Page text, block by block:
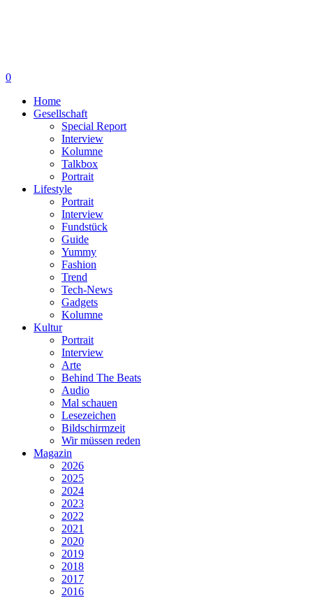
0
Home
Gesellschaft
Special Report
Interview
Kolumne
Talkbox
Portrait
Lifestyle
Portrait
Interview
Fundstück
Guide
Yummy
Fashion
Trend
Tech-News
Gadgets
Kolumne
Kultur
Portrait
Interview
Arte
Behind The Beats
Audio
Mal schauen
Lesezeichen
Bildschirmzeit
Wir müssen reden
Magazin
2026
2025
2024
2023
2022
2021
2020
2019
2018
2017
2016